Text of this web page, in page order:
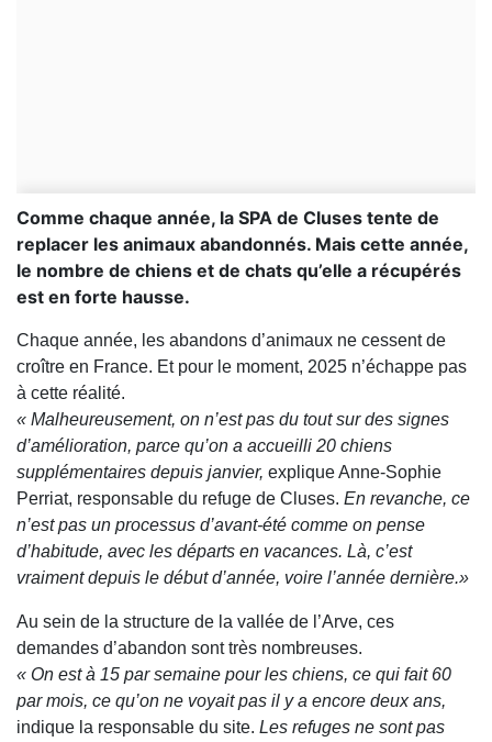
Comme chaque année, la SPA de Cluses tente de
replacer les animaux abandonnés. Mais cette année,
le nombre de chiens et de chats qu’elle a récupérés
est en forte hausse.
Chaque année, les abandons d’animaux ne cessent de
croître en France. Et pour le moment, 2025 n’échappe pas
à cette réalité.
« Malheureusement, on n’est pas du tout sur des signes
d’amélioration, parce qu’on a accueilli 20 chiens
supplémentaires depuis janvier, explique Anne-Sophie
Perriat, responsable du refuge de Cluses. En revanche, ce
n’est pas un processus d’avant-été comme on pense
d’habitude, avec les départs en vacances. Là, c’est
vraiment depuis le début d’année, voire l’année dernière.»
Au sein de la structure de la vallée de l’Arve, ces
demandes d’abandon sont très nombreuses.
« On est à 15 par semaine pour les chiens, ce qui fait 60
par mois, ce qu’on ne voyait pas il y a encore deux ans,
indique la responsable du site. Les refuges ne sont pas